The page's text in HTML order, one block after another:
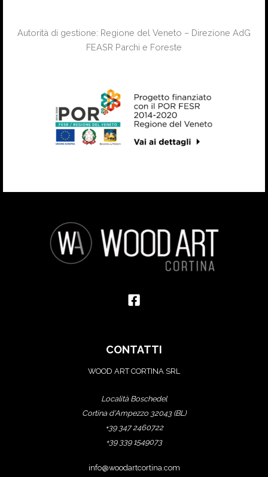
Autorità di gestione: Regione del Veneto – Direzione AdG
FEASR Parchi e Foreste
CONTATTI
WOOD ART CORTINA SRL
Località Boschedel
Cortina d'Ampezzo 32043 (BL)
+39 347 2460722
+39 339 1549073
info@woodartcortina.com